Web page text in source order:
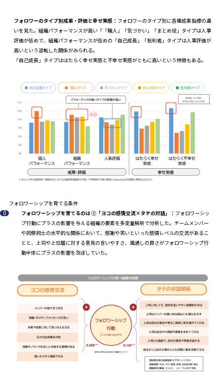
フォロワーのタイプ別成果・評価と幸せ実感： フォロワーのタイプ別に各種成果指標の違
いを見た。組織パフォーマンスが高い「「職人」「気づかい」「まとめ役」タイプは人事
評価が低めで、組織パフォーマンスが低めの「自己成長」「批判者」タイプは人事評価が
高いという逆転した関係がみられる。
「自己成長」タイプははたらく幸せ実感と不幸せ実感がともに高いという特徴もある。
フォロワーシップを育てる条件
フォロワーシップを育てるのは ①「ヨコの感情交流×タテの対話」： フォロワーシッ
プ行動にプラスの影響を与える組織の要素を多変量解析で分析した。チームメンバー
や同僚同士の水平的な関係において、感謝や笑いといった感情レベルの交流があるこ
とと、上司や上位層に対する意見の言いやすさ、風通しの良さがフォロワーシップ行
動全体にプラスの影響を及ぼしていた。